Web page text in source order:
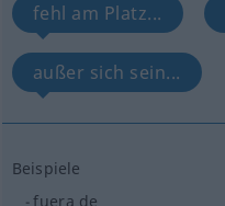
fehl am Platz...
außer sich sein...
Beispiele
fuera de